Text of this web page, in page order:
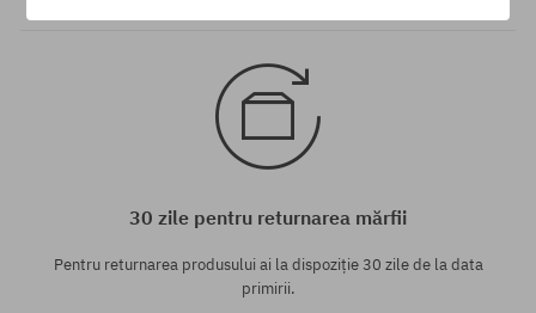
30 zile pentru returnarea mărfii
Pentru returnarea produsului ai la dispoziție 30 zile de la data
primirii.